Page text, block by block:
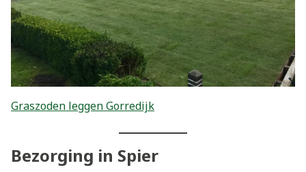
Graszoden leggen Gorredijk
Bezorging in Spier